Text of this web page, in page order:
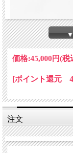
▼
価格:45,000円(税
[ポイント還元
注文